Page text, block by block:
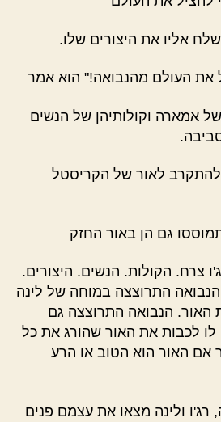
אליו את היצורים שלו.
את העולם מהנבואה!" הוא אמר
אמארה וקולותיהן של הנשים
להתקרב לאור של הקריסטל
גם הן באור החזק
צרח. הקולות. הנשים. היצורים.
התרוצצה במוחה של לינה
האור. הנבואה התרוצצה גם
לו לכבות את האור שהורג את כל
אם האור הוא הטוב או הרע
ולינה מצאו את עצמם פנים